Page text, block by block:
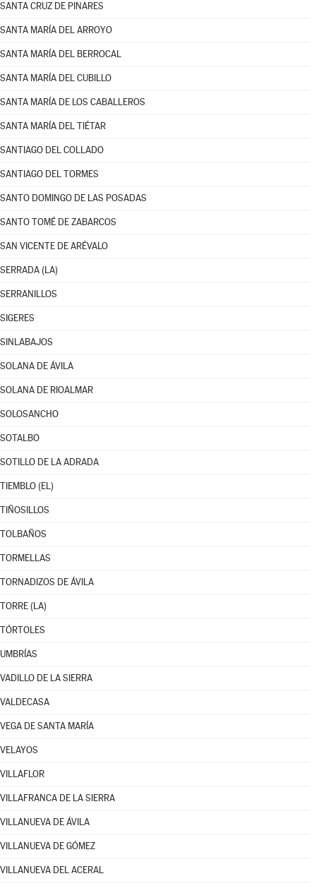
SANTA CRUZ DE PINARES
SANTA MARÍA DEL ARROYO
SANTA MARÍA DEL BERROCAL
SANTA MARÍA DEL CUBILLO
SANTA MARÍA DE LOS CABALLEROS
SANTA MARÍA DEL TIÉTAR
SANTIAGO DEL COLLADO
SANTIAGO DEL TORMES
SANTO DOMINGO DE LAS POSADAS
SANTO TOMÉ DE ZABARCOS
SAN VICENTE DE ARÉVALO
SERRADA (LA)
SERRANILLOS
SIGERES
SINLABAJOS
SOLANA DE ÁVILA
SOLANA DE RIOALMAR
SOLOSANCHO
SOTALBO
SOTILLO DE LA ADRADA
TIEMBLO (EL)
TIÑOSILLOS
TOLBAÑOS
TORMELLAS
TORNADIZOS DE ÁVILA
TORRE (LA)
TÓRTOLES
UMBRÍAS
VADILLO DE LA SIERRA
VALDECASA
VEGA DE SANTA MARÍA
VELAYOS
VILLAFLOR
VILLAFRANCA DE LA SIERRA
VILLANUEVA DE ÁVILA
VILLANUEVA DE GÓMEZ
VILLANUEVA DEL ACERAL